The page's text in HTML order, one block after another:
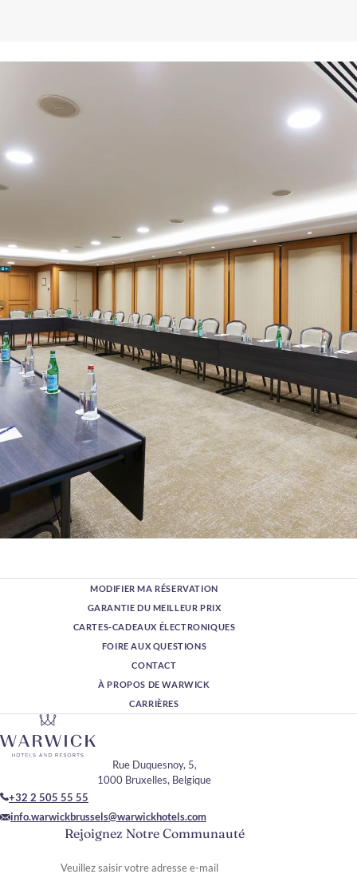
MODIFIER MA RÉSERVATION
GARANTIE DU MEILLEUR PRIX
CARTES-CADEAUX ÉLECTRONIQUES
FOIRE AUX QUESTIONS
CONTACT
À PROPOS DE WARWICK
CARRIÈRES
Rejoignez Notre Communauté
Rue Duquesnoy, 5,
1000 Bruxelles, Belgique
+32 2 505 55 55
info.warwickbrussels@warwickhotels.com